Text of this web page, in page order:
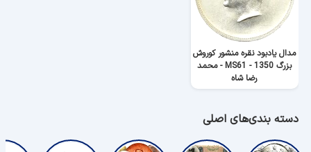
مدال یادبود نقره منشور کوروش
بزرگ 1350 - MS61 - محمد
رضا شاه
دسته بندی‌های اصلی